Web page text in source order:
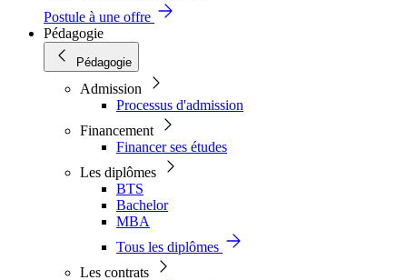
Postule à une offre
Pédagogie
Pédagogie
Admission
Processus d'admission
Financement
Financer ses études
Les diplômes
BTS
Bachelor
MBA
Tous les diplômes
Les contrats